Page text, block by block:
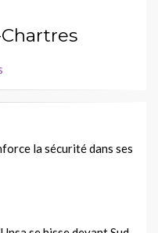
la sécurité dans ses